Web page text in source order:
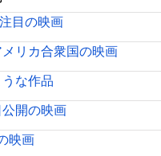
目の映画
メリカ合衆国の映画
な作品
公開の映画
映画